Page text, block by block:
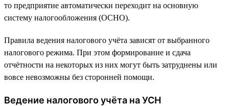
то предприятие автоматически переходит на основную
систему налогообложения (ОСНО).
Правила ведения налогового учёта зависят от выбранного
налогового режима. При этом формирование и сдача
отчётности на некоторых из них могут быть затруднены или
вовсе невозможны без сторонней помощи.
Ведение налогового учёта на УСН